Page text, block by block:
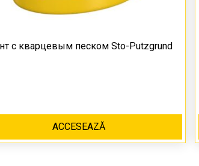
с кварцевым песком Sto-Putzgrund
ACCESEAZĂ